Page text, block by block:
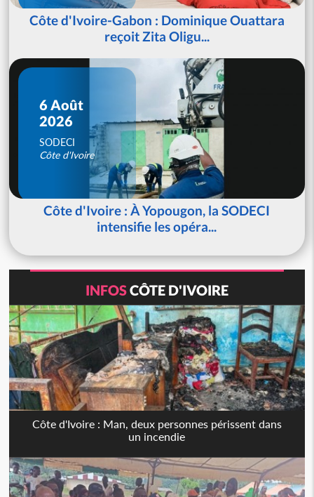
Côte d'Ivoire-Gabon : Dominique Ouattara
reçoit Zita Oligu...
6 Août
2026
SODECI
Côte d'Ivoire
Côte d'Ivoire : À Yopougon, la SODECI
intensifie les opéra...
INFOSCÔTE D'IVOIRE
Côte d'Ivoire : Man, deux personnes périssent dans
un incendie